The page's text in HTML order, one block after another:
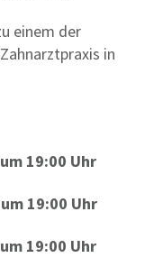
einem der
in
Uhr
19:00 Uhr
Uhr